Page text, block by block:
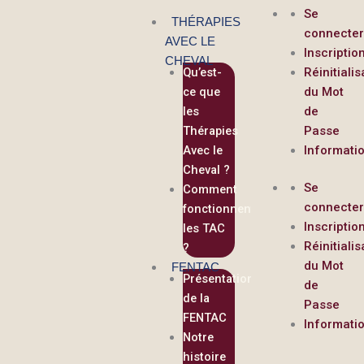
THÉRAPIES
AVEC LE
CHEVAL
Qu’est-
ce que
les
Thérapies
Avec le
Cheval ?
Comment
fonctionnent
les TAC
?
FENTAC
Présentation
de la
FENTAC
Notre
histoire
Se
connecter
du Mot
de
Passe
Se
connecter
du Mot
de
Passe